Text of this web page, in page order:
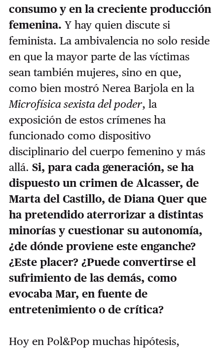
consumo y en la creciente producción
femenina. Y hay quien discute si
feminista. La ambivalencia no solo reside
en que la mayor parte de las víctimas
sean también mujeres, sino en que,
como bien mostró Nerea Barjola en la
Microfísica sexista del poder, la
exposición de estos crímenes ha
funcionado como dispositivo
disciplinario del cuerpo femenino y más
allá. Si, para cada generación, se ha
dispuesto un crimen de Alcasser, de
Marta del Castillo, de Diana Quer que
ha pretendido aterrorizar a distintas
minorías y cuestionar su autonomía,
¿de dónde proviene este enganche?
¿Este placer? ¿Puede convertirse el
sufrimiento de las demás, como
evocaba Mar, en fuente de
entretenimiento o de crítica?
Hoy en Pol&Pop muchas hipótesis,